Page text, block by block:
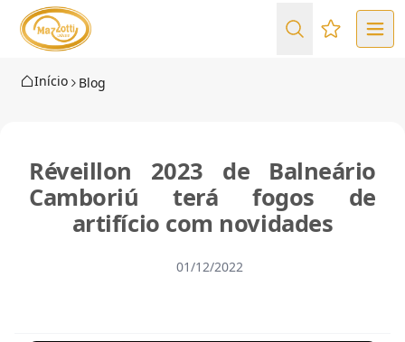
Favoritos
Início Blog
Réveillon 2023 de Balneário
Camboriú terá fogos de
artifício com novidades
01/12/2022